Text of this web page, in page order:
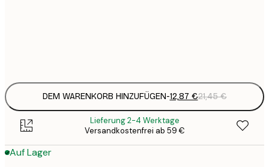
DEM WARENKORB HINZUFÜGEN-12,87 €21,45 €
Lieferung 2-4 Werktage
Versandkostenfrei ab 59 €
Auf Lager